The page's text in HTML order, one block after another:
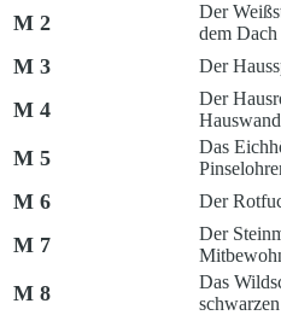
M 2
Der
dem Dach
M 3 Der
M 4
Der
Hauswand
M 5
Das
M 6 Der
M 7
Der
M 8
Das